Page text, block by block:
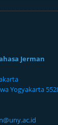
Jerman
Yogyakarta